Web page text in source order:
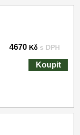
4670 Kč s DPH
Koupit